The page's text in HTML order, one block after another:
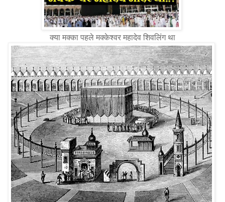
क्या मक्का पहले मक्केश्वर महादेव शिवलिंग था